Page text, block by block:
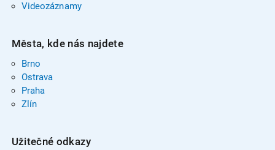
Videozáznamy
Města, kde nás najdete
Brno
Ostrava
Praha
Zlín
Užitečné odkazy